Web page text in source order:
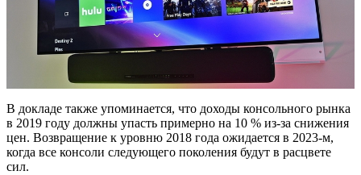
В докладе также упоминается, что доходы консольного рынка
в 2019 году должны упасть примерно на 10 % из-за снижения
цен. Возвращение к уровню 2018 года ожидается в 2023-м,
когда все консоли следующего поколения будут в расцвете
сил.